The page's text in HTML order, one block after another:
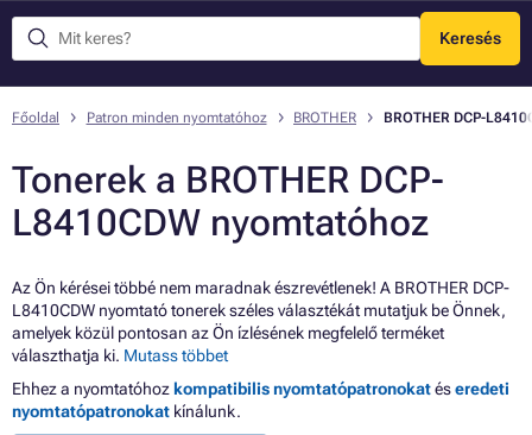
Keresés
Menü
Főoldal Patron minden nyomtatóhoz BROTHER BROTHER DCP-
Tonerek a BROTHER DCP-
L8410CDW nyomtatóhoz
Az Ön kérései többé nem maradnak észrevétlenek! A BROTHER DCP-
L8410CDW nyomtató tonerek széles választékát mutatjuk be Önnek,
amelyek közül pontosan az Ön ízlésének megfelelő terméket
választhatja ki. Mutass többet
Ehhez a nyomtatóhoz kompatibilis nyomtatópatronokatéseredeti
nyomtatópatronokat kínálunk.